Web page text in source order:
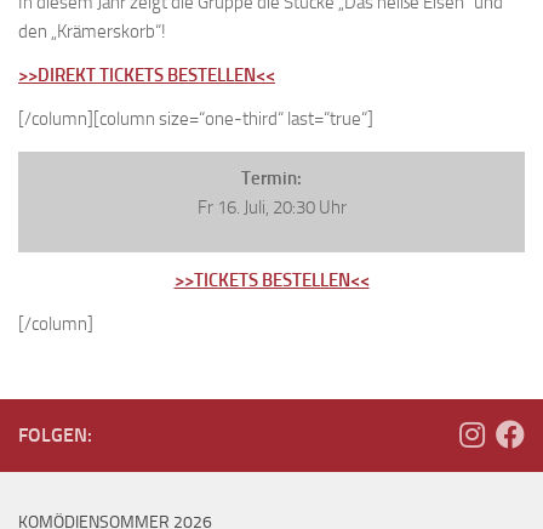
den „Krämerskorb“!
>>DIREKT TICKETS BESTELLEN<<
[/column][column size=“one-third“ last=“true“]
Termin:
Fr 16. Juli, 20:30 Uhr
>>TICKETS BESTELLEN<<
[/column]
FOLGEN:
KOMÖDIENSOMMER 2026